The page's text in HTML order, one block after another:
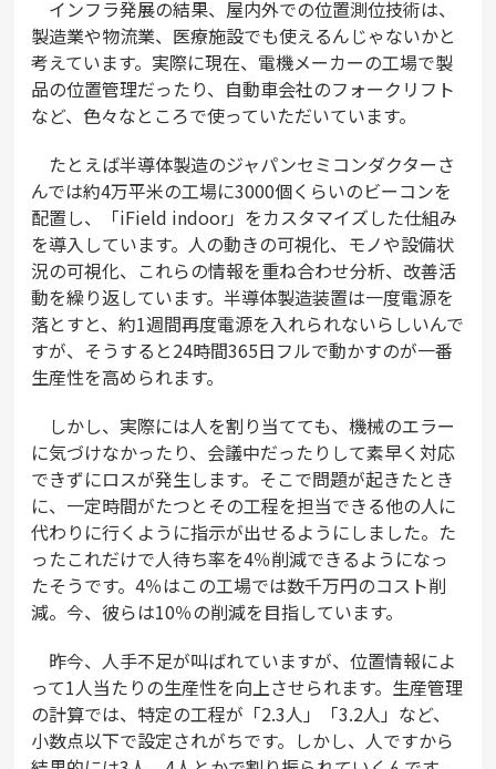
インフラ発展の結果、屋内外での位置測位技術は、
製造業や物流業、医療施設でも使えるんじゃないかと
考えています。実際に現在、電機メーカーの工場で製
品の位置管理だったり、自動車会社のフォークリフト
など、色々なところで使っていただいています。
たとえば半導体製造のジャパンセミコンダクターさ
んでは約4万平米の工場に3000個くらいのビーコンを
配置し、「iField indoor」をカスタマイズした仕組み
を導入しています。人の動きの可視化、モノや設備状
況の可視化、これらの情報を重ね合わせ分析、改善活
動を繰り返しています。半導体製造装置は一度電源を
落とすと、約1週間再度電源を入れられないらしいんで
すが、そうすると24時間365日フルで動かすのが一番
生産性を高められます。
しかし、実際には人を割り当てても、機械のエラー
に気づけなかったり、会議中だったりして素早く対応
できずにロスが発生します。そこで問題が起きたとき
に、一定時間がたつとその工程を担当できる他の人に
代わりに行くように指示が出せるようにしました。た
ったこれだけで人待ち率を4％削減できるようになっ
たそうです。4％はこの工場では数千万円のコスト削
減。今、彼らは10％の削減を目指しています。
昨今、人手不足が叫ばれていますが、位置情報によ
って1人当たりの生産性を向上させられます。生産管理
の計算では、特定の工程が「2.3人」「3.2人」など、
小数点以下で設定されがちです。しかし、人ですから